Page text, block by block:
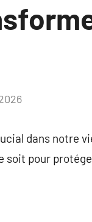
dans notre
soit pour